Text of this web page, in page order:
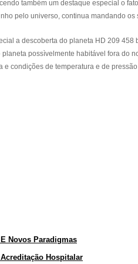
também um destaque especial o
pelo universo, continua mandando os
a descoberta do planeta HD 209 458
possìvelmente habitável fora do
condições de temperatura e de
Novos Paradigmas
Hospitalar